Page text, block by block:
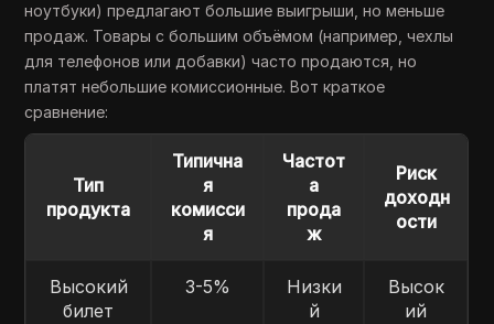
ноутбуки) предлагают большие выигрыши, но меньше
продаж. Товары с большим объёмом (например, чехлы
для телефонов или добавки) часто продаются, но
платят небольшие комиссионные. Вот краткое
сравнение:
Тип
продукта
Типична
я
комисси
я
Частот
а
прода
ж
Риск
доходн
ости
Высокий
билет
3-5%
Низки
й
Высок
ий